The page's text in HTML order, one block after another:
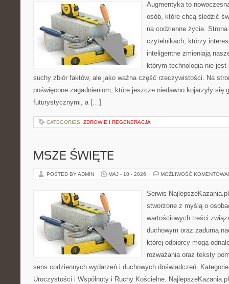
Augmentyka to
osób, które chcą śledzić
na codzienne życie.
czytelnikach, którzy
inteligentne zmieniają
którym technologia nie
suchy zbiór faktów, ale jako ważna część rzeczywistości. Na
poświęcone zagadnieniom, które jeszcze niedawno kojarzyły się
futurystycznymi, a […]
CATEGORIES: ZDROWIE I REGENERACJA
MSZE ŚWIĘTE
POSTED BY ADMIN MAJ - 10 - 2026 MOŻLIWOŚĆ
Serwis
stworzone z myślą o
wartościowych treści
duchowym oraz zadumą
której odbiorcy mogą
rozważania oraz teksty
sens codziennych wydarzeń i duchowych doświadczeń.
Uroczystości i Wspólnoty i Ruchy Kościelne.